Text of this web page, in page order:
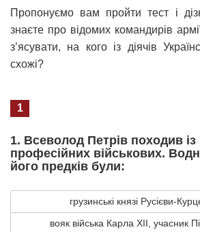
Пропонуємо вам пройти тест і
знаєте про відомих командирів
з’ясувати, на кого із діячів
схожі?
1
1. Всеволод Петрів походив
професійних військових.
його предків були:
грузинські князі Русієви-
вояк війська Карла ХІІ, учасник